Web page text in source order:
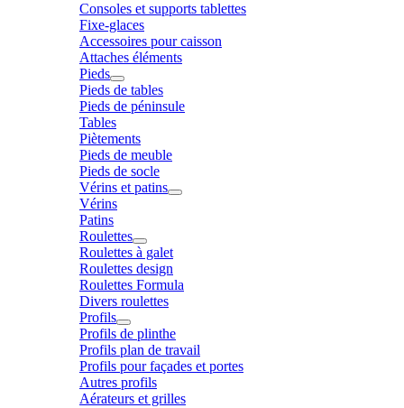
Consoles et supports tablettes
Fixe-glaces
Accessoires pour caisson
Attaches éléments
Pieds
Pieds de tables
Pieds de péninsule
Tables
Piètements
Pieds de meuble
Pieds de socle
Vérins et patins
Vérins
Patins
Roulettes
Roulettes à galet
Roulettes design
Roulettes Formula
Divers roulettes
Profils
Profils de plinthe
Profils plan de travail
Profils pour façades et portes
Autres profils
Aérateurs et grilles